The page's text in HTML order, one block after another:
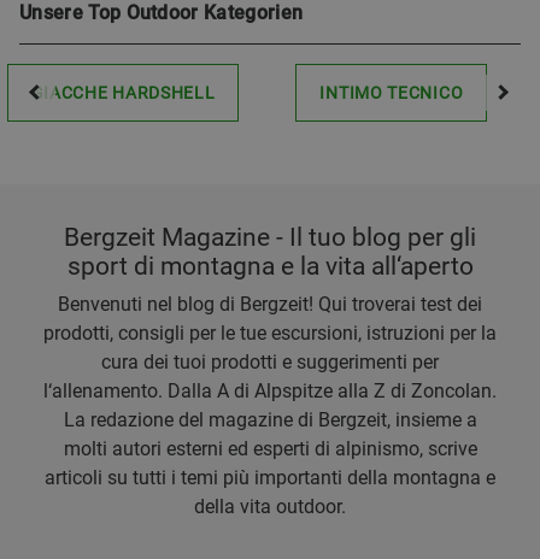
Unsere Top Outdoor Kategorien
GIACCHE HARDSHELL INTIMO TECNICO
Bergzeit Magazine - Il tuo blog per gli
sport di montagna e la vita all‘aperto
Benvenuti nel blog di Bergzeit! Qui troverai test dei
prodotti, consigli per le tue escursioni, istruzioni per la
cura dei tuoi prodotti e suggerimenti per
l‘allenamento. Dalla A di Alpspitze alla Z di Zoncolan.
La redazione del magazine di Bergzeit, insieme a
molti autori esterni ed esperti di alpinismo, scrive
articoli su tutti i temi più importanti della montagna e
della vita outdoor.